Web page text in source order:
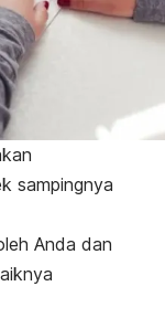
sampingnya
Anda dan